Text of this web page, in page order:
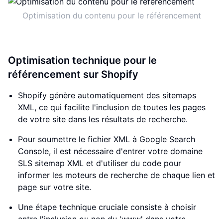
Optimisation du contenu pour le référencement
Optimisation technique pour le
référencement sur Shopify
Shopify génère automatiquement des sitemaps
XML, ce qui facilite l'inclusion de toutes les pages
de votre site dans les résultats de recherche.
Pour soumettre le fichier XML à Google Search
Console, il est nécessaire d'entrer votre domaine
SLS sitemap XML et d'utiliser du code pour
informer les moteurs de recherche de chaque lien et
page sur votre site.
Une étape technique cruciale consiste à choisir